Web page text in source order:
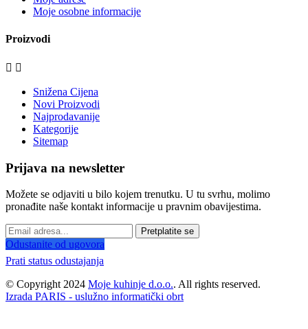
Moje osobne informacije
Proizvodi
 
Snižena Cijena
Novi Proizvodi
Najprodavanije
Kategorije
Sitemap
Prijava na newsletter
Možete se odjaviti u bilo kojem trenutku. U tu svrhu, molimo
pronađite naše kontakt informacije u pravnim obavijestima.
Pretplatite se
Odustanite od ugovora
Prati status odustajanja
© Copyright 2024 Moje kuhinje d.o.o.. All rights reserved.
Izrada PARIS - uslužno informatički obrt